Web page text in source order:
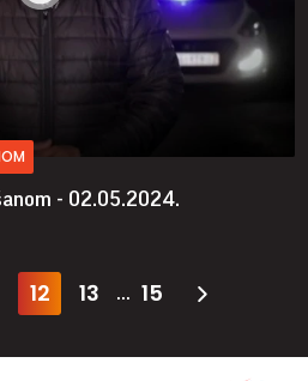
- 02.05.2024.
12 13 ... 15